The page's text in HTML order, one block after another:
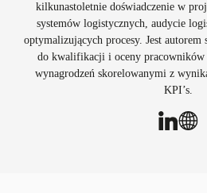
kilkunastoletnie doświadczenie w
systemów logistycznych, audycie
optymalizujących procesy. Jest autorem
do kwalifikacji i oceny pracowników
wynagrodzeń skorelowanymi z
KPI’s.